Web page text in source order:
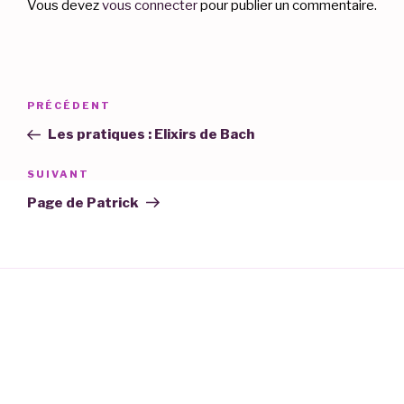
Vous devezvous connecterpour publier un commentaire.
Navigation
l’article
Article
précédent
PRÉCÉDENT
Les pratiques : Elixirs de Bach
Article
suivant
SUIVANT
Page de Patrick